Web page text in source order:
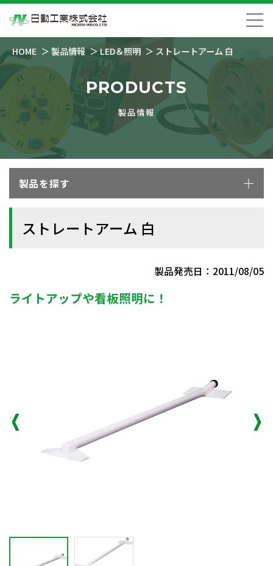
HOME 製品情報 LED＆照明 ストレートアーム 白
PRODUCTS
製品情報
製品を探す
ストレートアーム 白
製品発売日：2011/08/05
ライトアップや看板照明に！